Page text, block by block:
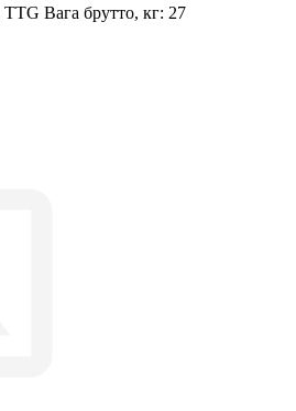
TTG Вага брутто, кг: 27